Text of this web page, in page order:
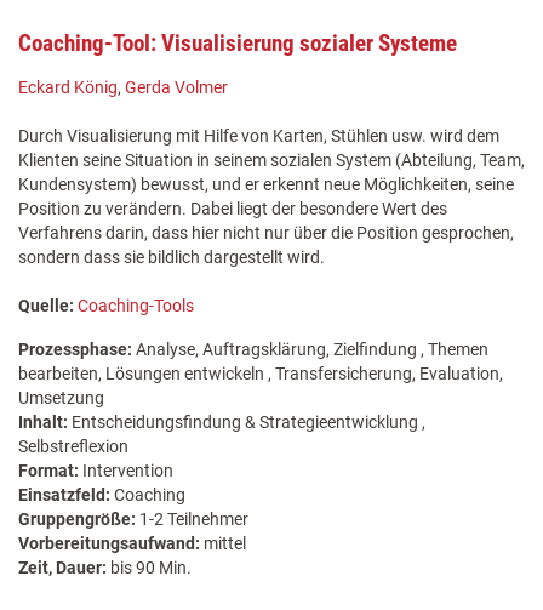
Coaching-Tool: Visualisierung sozialer Systeme
Eckard König, Gerda Volmer
Durch Visualisierung mit Hilfe von Karten, Stühlen usw. wird dem
Klienten seine Situation in seinem sozialen System (Abteilung, Team,
Kundensystem) bewusst, und er erkennt neue Möglichkeiten, seine
Position zu verändern. Dabei liegt der besondere Wert des
Verfahrens darin, dass hier nicht nur über die Position gesprochen,
sondern dass sie bildlich dargestellt wird.
Quelle: Coaching-Tools
Prozessphase: Analyse, Auftragsklärung, Zielfindung , Themen
bearbeiten, Lösungen entwickeln , Transfersicherung, Evaluation,
Umsetzung
Inhalt: Entscheidungsfindung & Strategieentwicklung ,
Selbstreflexion
Format: Intervention
Einsatzfeld: Coaching
Gruppengröße: 1-2 Teilnehmer
Vorbereitungsaufwand: mittel
Zeit, Dauer: bis 90 Min.